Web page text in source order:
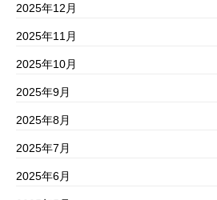
2025年12月
2025年11月
2025年10月
2025年9月
2025年8月
2025年7月
2025年6月